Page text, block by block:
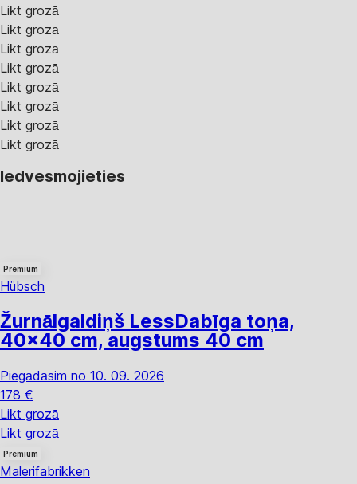
Likt grozā
Likt grozā
Likt grozā
Likt grozā
Likt grozā
Likt grozā
Likt grozā
Likt grozā
Iedvesmojieties
Premium
Hübsch
Žurnālgaldiņš LessDabīga toņa,
40x40 cm, augstums 40 cm
Piegādāsim no 10. 09. 2026
178 €
Likt grozā
Likt grozā
Premium
Malerifabrikken